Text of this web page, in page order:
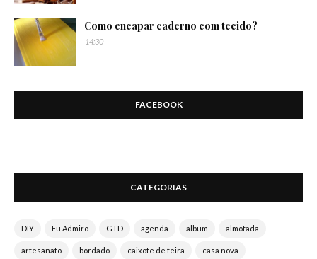
Como encapar caderno com tecido?
14:30
FACEBOOK
CATEGORIAS
DIY Eu Admiro GTD agenda album almofada
artesanato bordado caixote de feira casa nova